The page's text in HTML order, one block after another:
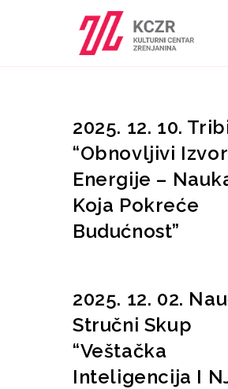
2025. 12. 10.
“Obnovljivi
Energije –
Koja Pokreće
Budućnost”
2025. 12. 02.
Stručni Skup
“Veštačka
Inteligencija I